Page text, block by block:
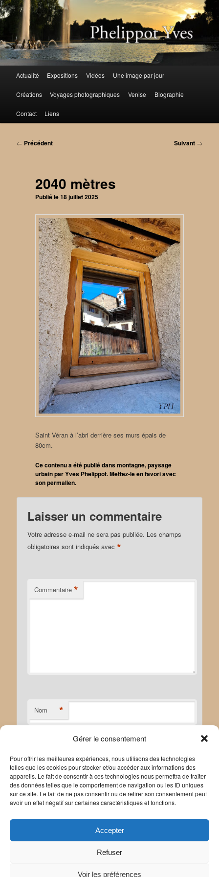
Gérer le consentement
Pour offrir les meilleures expériences, nous utilisons des technologies
telles que les cookies pour stocker et/ou accéder aux informations des
appareils. Le fait de consentir à ces technologies nous permettra de traiter
des données telles que le comportement de navigation ou les ID uniques
sur ce site. Le fait de ne pas consentir ou de retirer son consentement peut
avoir un effet négatif sur certaines caractéristiques et fonctions.
Accepter
Refuser
Voir les préférences
Aller
au
contenu
principal
Actualité Expositions Vidéos Une image par jour
Créations Voyages photographiques Venise Biographie
Contact Liens
Navigation
← Précédent Suivant →
2040 mètres
Publié le18 juillet 2025
Saint Véran à l’abri derrière ses murs épais de
80cm.
Ce contenu a été publié dansmontagne,paysage
urbainparYves Phelippot. Mettez-le en favori avec
sonpermalien.
Laisser un commentaire
Votre adresse e-mail ne sera pas publiée. Les champs
obligatoires sont indiqués avec*
Commentaire *
Nom *
E-mail *
Site web